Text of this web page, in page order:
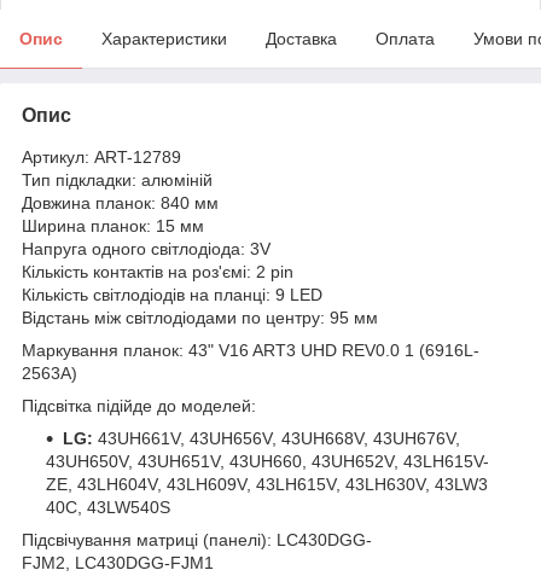
Опис Характеристики Доставка Оплата Умови
Опис
Артикул: ART-12789
Тип підкладки: алюміній
Довжина планок: 840 мм
Ширина планок: 15 мм
Напруга одного світлодіода: 3V
Кількість контактів на роз'ємі: 2 pin
Кількість світлодіодів на планці: 9 LED
Відстань між світлодіодами по центру: 95 мм
Маркування планок: 43" V16 ART3 UHD REV0.0 1 (6916L-
2563A)
Підсвітка підійде до моделей:
LG: 43UH661V, 43UH656V, 43UH668V, 43UH676V,
43UH650V, 43UH651V, 43UH660, 43UH652V, 43LH615V-
ZE, 43LH604V, 43LH609V, 43LH615V, 43LH630V, 43LW3
40C, 43LW540S
Підсвічування матриці (панелі): LC430DGG-
FJM2, LC430DGG-FJM1